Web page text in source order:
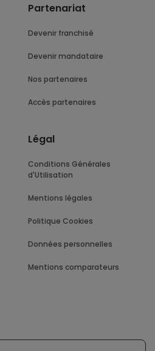
Partenariat
Devenir franchisé
Devenir mandataire
Nos partenaires
Accès partenaires
Légal
Conditions Générales
d'Utilisation
Mentions légales
Politique Cookies
Données personnelles
Mentions comparateurs